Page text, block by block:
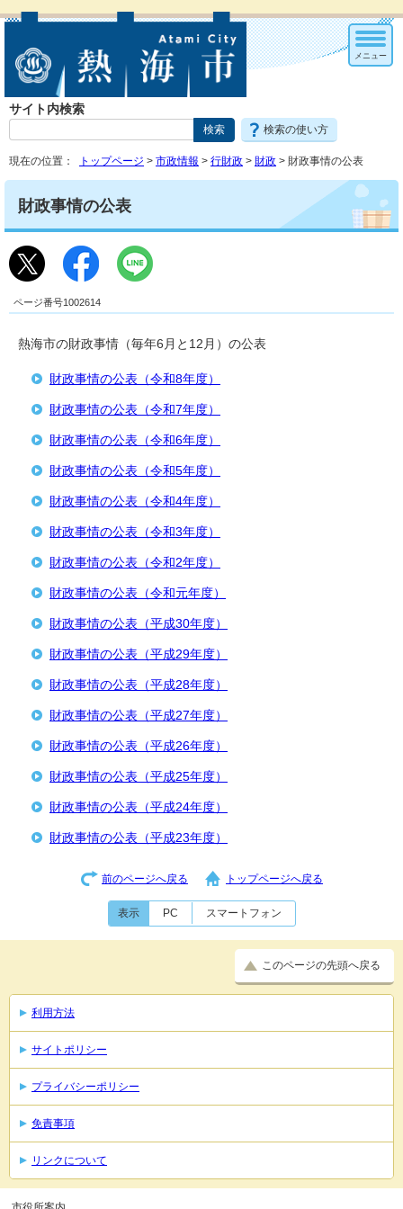
サイト内検索
検索の使い方
メニュー
現在の位置： トップページ > 市政情報 > 行財政 > 財政 > 財政事情の公表
財政事情の公表
ページ番号1002614
熱海市の財政事情（毎年6月と12月）の公表
財政事情の公表（令和8年度）
財政事情の公表（令和7年度）
財政事情の公表（令和6年度）
財政事情の公表（令和5年度）
財政事情の公表（令和4年度）
財政事情の公表（令和3年度）
財政事情の公表（令和2年度）
財政事情の公表（令和元年度）
財政事情の公表（平成30年度）
財政事情の公表（平成29年度）
財政事情の公表（平成28年度）
財政事情の公表（平成27年度）
財政事情の公表（平成26年度）
財政事情の公表（平成25年度）
財政事情の公表（平成24年度）
財政事情の公表（平成23年度）
前のページへ戻る トップページへ戻る
表示 PC スマートフォン
このページの先頭へ戻る
利用方法
サイトポリシー
プライバシーポリシー
免責事項
リンクについて